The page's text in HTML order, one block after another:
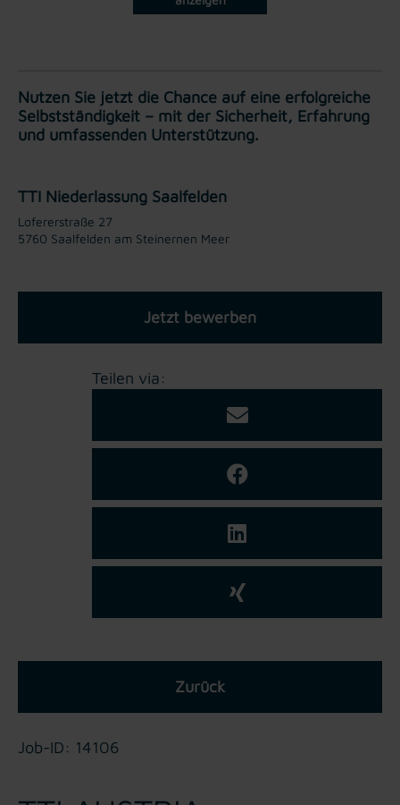
Nutzen Sie jetzt die Chance auf eine erfolgreiche
Selbstständigkeit – mit der Sicherheit, Erfahrung
und umfassenden Unterstützung.
TTI Niederlassung Saalfelden
Lofererstraße 27
5760 Saalfelden am Steinernen Meer
Jetzt bewerben
Teilen via:
Zurück
Job-ID: 14106